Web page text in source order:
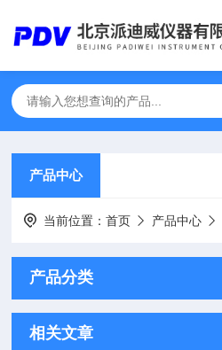
产品中心
当前位置：首页 产品中心
产品分类
相关文章